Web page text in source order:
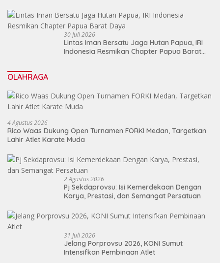
30 Juli 2026
Lintas Iman Bersatu Jaga Hutan Papua, IRI
Indonesia Resmikan Chapter Papua Barat
OLAHRAGA
4 Agustus 2026
Rico Waas Dukung Open Turnamen FORKI Medan, Targetkan
Lahir Atlet Karate Muda
2 Agustus 2026
Pj Sekdaprovsu: Isi Kemerdekaan Dengan
Karya, Prestasi, dan Semangat Persatuan
31 Juli 2026
Jelang Porprovsu 2026, KONI Sumut
Intensifkan Pembinaan Atlet